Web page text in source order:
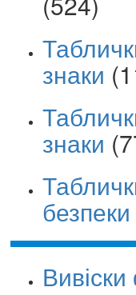
знаки
знаки
безпеки